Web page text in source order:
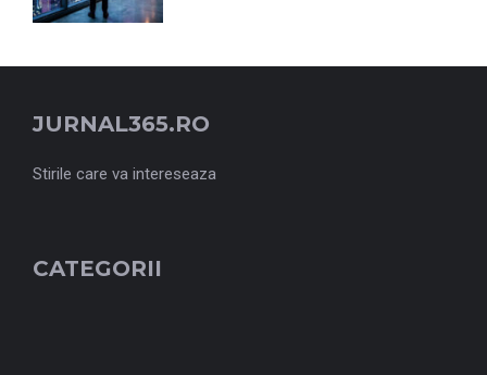
JURNAL365.RO
Stirile care va intereseaza
CATEGORII